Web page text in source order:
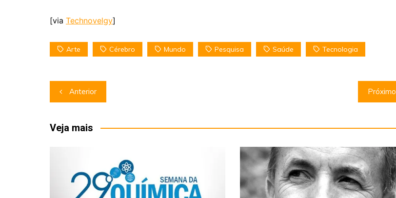
[via Technovelgy]
Arte Cérebro Mundo Pesquisa Saúde Tecnologia
Navegação
de
Post
Anterior Próximo
Veja mais